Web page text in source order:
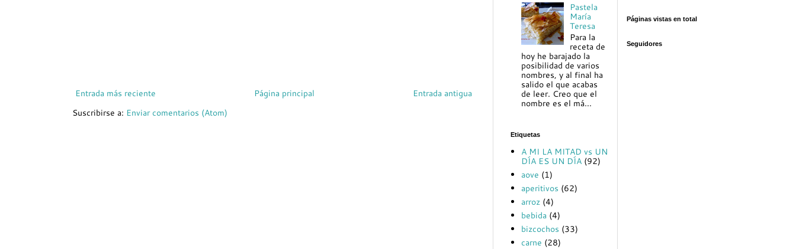
Entrada más reciente Entrada antigua
Página principal
Suscribirse a: Enviar comentarios (Atom)
Pastela
María
Teresa
Para la
receta de
hoy he barajado la
posibilidad de varios
nombres, y al final ha
salido el que acabas
de leer. Creo que el
nombre es el má...
Etiquetas
A MI LA MITAD vs UN
DÍA ES UN DÍA (92)
aove (1)
aperitivos (62)
arroz (4)
bebida (4)
bizcochos (33)
carne (28)
Páginas vistas en total
Seguidores